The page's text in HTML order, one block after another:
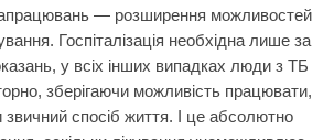
— розширення можливостей
Госпіталізація необхідна лише за
у всіх інших випадках люди з ТБ
зберігаючи можливість працювати,
звичний спосіб життя. І це абсолютно